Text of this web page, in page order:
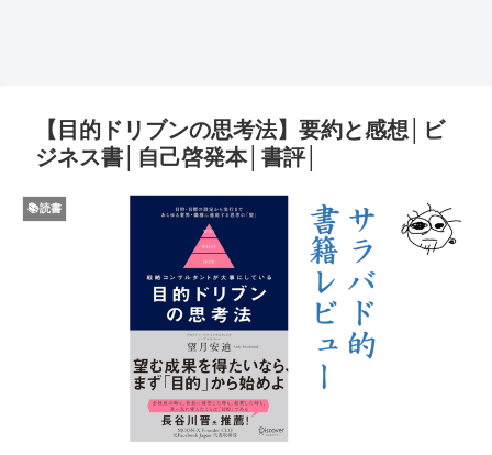
【目的ドリブンの思考法】要約と感想│ビ
ジネス書│自己啓発本│書評│
📚読書